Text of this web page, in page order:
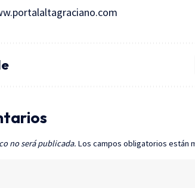
no será publicada. Los campos obligatorios están